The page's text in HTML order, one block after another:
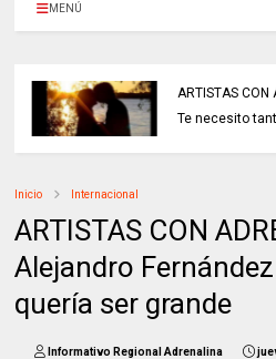
MENÚ
ARTISTAS
Te necesito
Inicio Internacional
ARTISTAS CON
Alejandro
quería ser grande
Informativo Regional Adrenalina